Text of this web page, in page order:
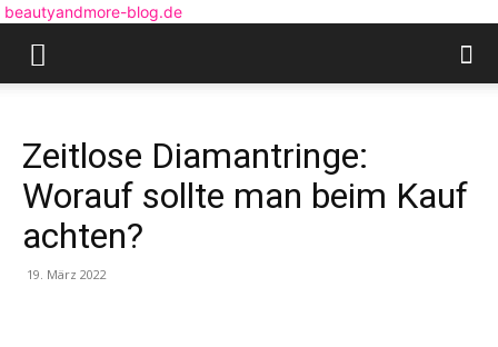
beautyandmore-blog.de
Zeitlose Diamantringe:
Worauf sollte man beim Kauf
achten?
19. März 2022